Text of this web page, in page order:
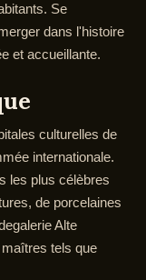
Se
dans l'histoire
et accueillante.
culturelles de
internationale.
les plus célèbres
de porcelaines
Alte
tels que